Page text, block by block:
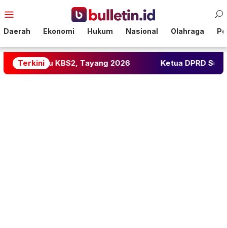
ke
Mobile
Daerah Ekonomi Hukum Nasional Olahraga
Terkini
Tayang 2026 Ketua DPRD Sulteng: Adat Jadi